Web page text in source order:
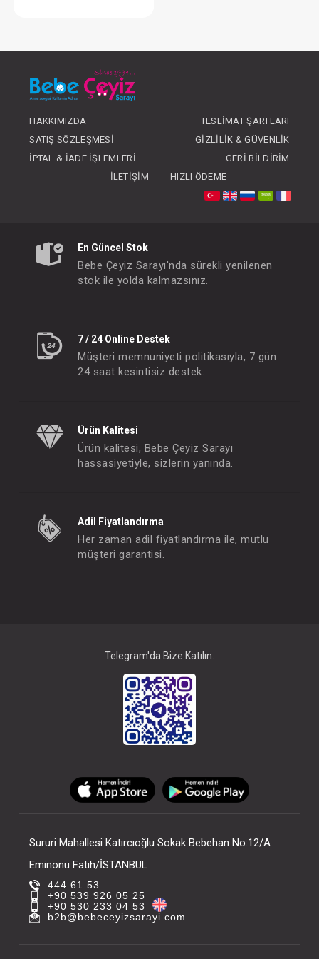
OLUNUZ
HAKKIMIZDA
TESLIMAT ŞARTLARI
SATIŞ SÖZLEŞMESI
GIZLILIK & GÜVENLIK
İPTAL & İADE İŞLEMLERI
GERI BILDIRIM
İLETIŞIM
HIZLI ÖDEME
En Güncel Stok
Bebe Çeyiz Sarayı'nda sürekli yenilenen
stok ile yolda kalmazsınız.
7 / 24 Online Destek
Müşteri memnuniyeti politikasıyla, 7 gün
24 saat kesintisiz destek.
Ürün Kalitesi
Ürün kalitesi, Bebe Çeyiz Sarayı
hassasiyetiyle, sizlerin yanında.
Adil Fiyatlandırma
Her zaman adil fiyatlandırma ile, mutlu
müşteri garantisi.
Telegram'da Bize Katılın.
Sururi Mahallesi Katırcıoğlu Sokak Bebehan No:12/A
Eminönü Fatih/İSTANBUL
444 61 53
+90 539 926 05 25
+90 530 233 04 53
b2b@bebeceyizsarayi.com